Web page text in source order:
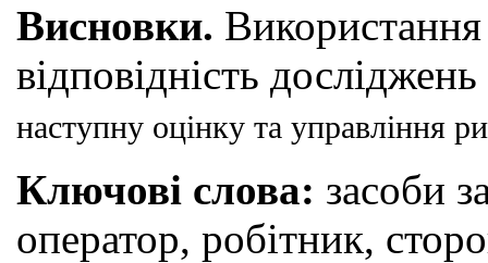
Висновки.
відповідність
наступну оцінку та управління
Ключові слова: засоби
оператор, робітник,